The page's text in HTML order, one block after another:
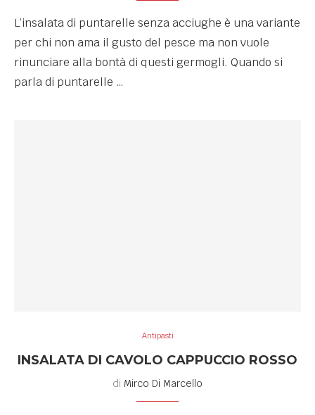
L’insalata di puntarelle senza acciughe è una variante
per chi non ama il gusto del pesce ma non vuole
rinunciare alla bontà di questi germogli. Quando si
parla di puntarelle …
Antipasti
INSALATA DI CAVOLO CAPPUCCIO ROSSO
di Mirco Di Marcello